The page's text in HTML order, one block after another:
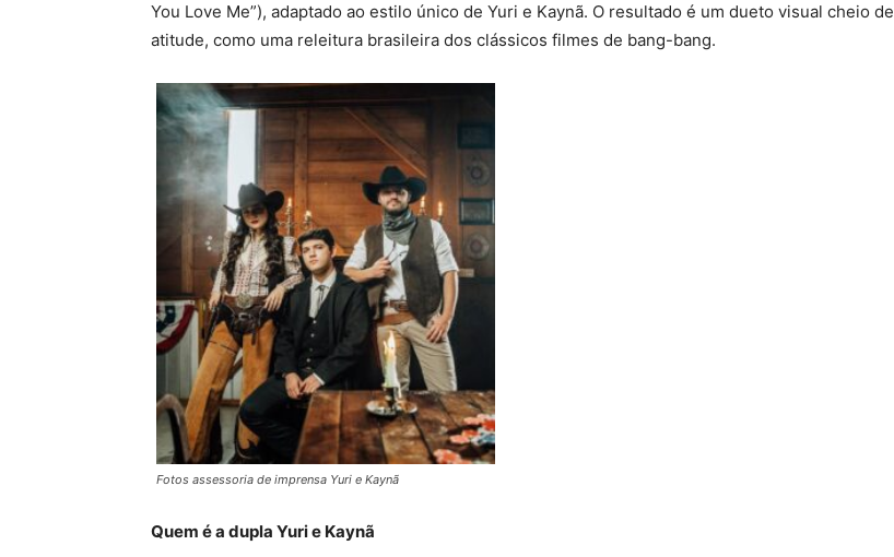
You Love Me”), adaptado ao estilo único de Yuri e Kaynã. O resultado é um dueto visual cheio de
atitude, como uma releitura brasileira dos clássicos filmes de bang-bang.
Fotos assessoria de imprensa Yuri e Kaynã
Quem é a dupla Yuri e Kaynã